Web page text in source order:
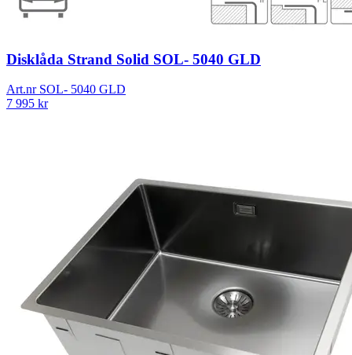
Disklåda Strand Solid SOL- 5040 GLD
Art.nr SOL- 5040 GLD
7 995 kr